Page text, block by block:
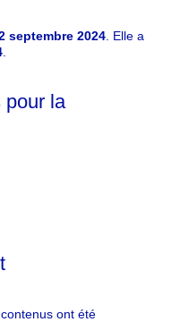
septembre 2024 . Elle a
pour la
ont été